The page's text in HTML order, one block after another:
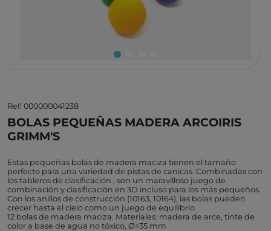
Ref: 000000041238
BOLAS PEQUEÑAS MADERA ARCOIRIS
GRIMM'S
Estas pequeñas bolas de madera maciza tienen el tamaño
perfecto para una variedad de pistas de canicas. Combinadas con
los tableros de clasificación , son un maravilloso juego de
combinación y clasificación en 3D incluso para los más pequeños.
Con los anillos de construcción (10163, 10164), las bolas pueden
crecer hasta el cielo como un juego de equilibrio.
12 bolas de madera maciza. Materiales: madera de arce, tinte de
color a base de agua no tóxico, Ø=35 mm